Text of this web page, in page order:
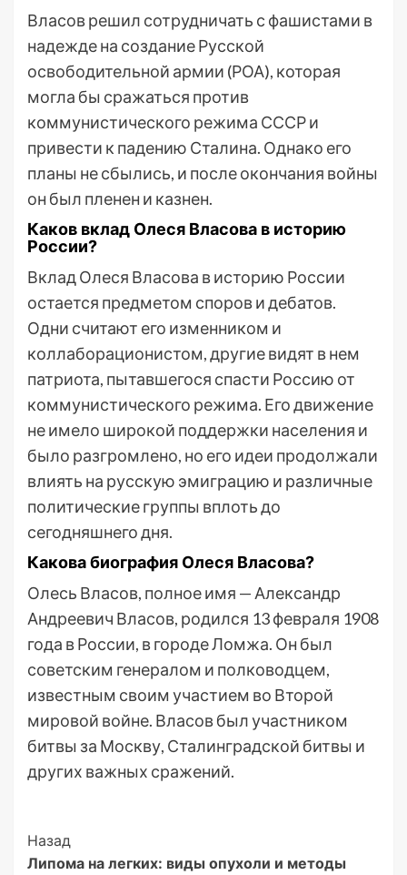
Власов решил сотрудничать с фашистами в
надежде на создание Русской
освободительной армии (РОА), которая
могла бы сражаться против
коммунистического режима СССР и
привести к падению Сталина. Однако его
планы не сбылись, и после окончания войны
он был пленен и казнен.
Каков вклад Олеся Власова в историю
России?
Вклад Олеся Власова в историю России
остается предметом споров и дебатов.
Одни считают его изменником и
коллаборационистом, другие видят в нем
патриота, пытавшегося спасти Россию от
коммунистического режима. Его движение
не имело широкой поддержки населения и
было разгромлено, но его идеи продолжали
влиять на русскую эмиграцию и различные
политические группы вплоть до
сегодняшнего дня.
Какова биография Олеся Власова?
Олесь Власов, полное имя — Александр
Андреевич Власов, родился 13 февраля 1908
года в России, в городе Ломжа. Он был
советским генералом и полководцем,
известным своим участием во Второй
мировой войне. Власов был участником
битвы за Москву, Сталинградской битвы и
других важных сражений.
Post
Назад
Липома на легких: виды опухоли и методы